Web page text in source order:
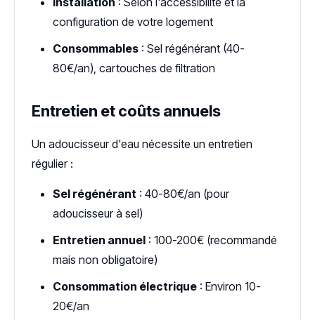
configuration de votre logement
Consommables : Sel régénérant (40-
80€/an), cartouches de filtration
Entretien et coûts annuels
Un adoucisseur d'eau nécessite un entretien
régulier :
Sel régénérant : 40-80€/an (pour
adoucisseur à sel)
Entretien annuel : 100-200€ (recommandé
mais non obligatoire)
Consommation électrique : Environ 10-
20€/an